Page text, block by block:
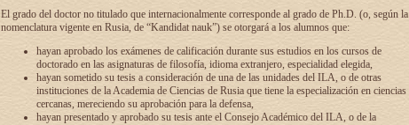
El grado del doctor no titulado que internacionalmente corresponde al grado de Ph.D. (o, según la
nomenclatura vigente en Rusia, de “Kandidat nauk”) se otorgará a los alumnos que:
hayan aprobado los exámenes de calificación durante sus estudios en los cursos de
doctorado en las asignaturas de filosofía, idioma extranjero, especialidad elegida,
hayan sometido su tesis a consideración de una de las unidades del ILA, o de otras
instituciones de la Academia de Ciencias de Rusia que tiene la especialización en ciencias
cercanas, mereciendo su aprobación para la defensa,
hayan presentado y aprobado su tesis ante el Consejo Académico del ILA, o de la